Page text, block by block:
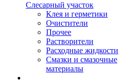
Слесарный участок
Клея и герметики
Очистители
Прочее
Растворители
Расходные жидкости
Смазки и смазочные
материалы